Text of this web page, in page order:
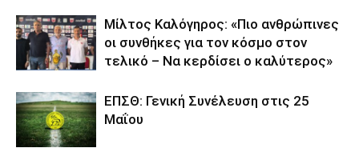
Μίλτος Καλόγηρος: «Πιο ανθρώπινες
οι συνθήκες για τον κόσμο στον
τελικό – Να κερδίσει ο καλύτερος»
ΕΠΣΘ: Γενική Συνέλευση στις 25
Μαΐου